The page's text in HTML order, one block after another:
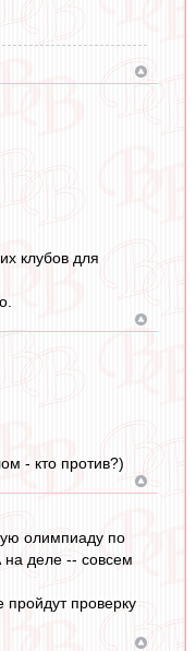
клубов для
- кто против?)
олимпиаду по
на деле -- совсем
проверку